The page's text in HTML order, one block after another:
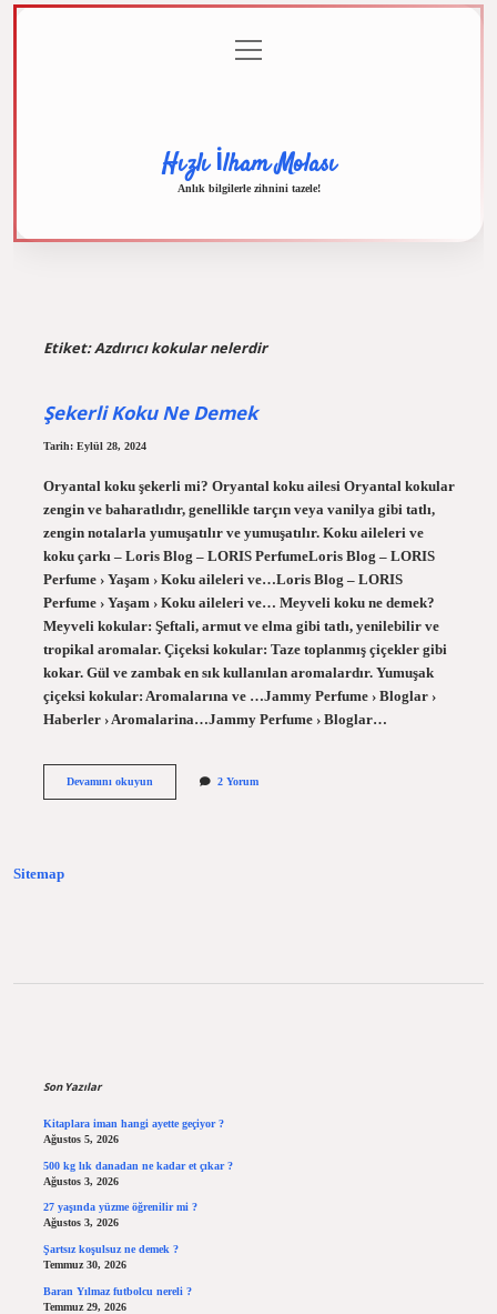
menüyü
aç
Hızlı İlham Molası
Anlık bilgilerle zihnini tazele!
Etiket:Azdırıcı kokular nelerdir
Şekerli Koku Ne Demek
Tarih: Eylül 28, 2024
Oryantal koku şekerli mi? Oryantal koku ailesi Oryantal kokular
zengin ve baharatlıdır, genellikle tarçın veya vanilya gibi tatlı,
zengin notalarla yumuşatılır ve yumuşatılır. Koku aileleri ve
koku çarkı – Loris Blog – LORIS PerfumeLoris Blog – LORIS
Perfume › Yaşam › Koku aileleri ve…Loris Blog – LORIS
Perfume › Yaşam › Koku aileleri ve… Meyveli koku ne demek?
Meyveli kokular: Şeftali, armut ve elma gibi tatlı, yenilebilir ve
tropikal aromalar. Çiçeksi kokular: Taze toplanmış çiçekler gibi
kokar. Gül ve zambak en sık kullanılan aromalardır. Yumuşak
çiçeksi kokular: Aromalarına ve …Jammy Perfume › Bloglar ›
Haberler › Aromalarina…Jammy Perfume › Bloglar…
Devamını okuyunŞekerli
2 Yorum
Sitemap
Son Yazılar
Kitaplara iman hangi ayette geçiyor ?
Ağustos 5, 2026
500 kg lık danadan ne kadar et çıkar ?
Ağustos 3, 2026
27 yaşında yüzme öğrenilir mi ?
Ağustos 3, 2026
Şartsız koşulsuz ne demek ?
Temmuz 30, 2026
Baran Yılmaz futbolcu nereli ?
Temmuz 29, 2026